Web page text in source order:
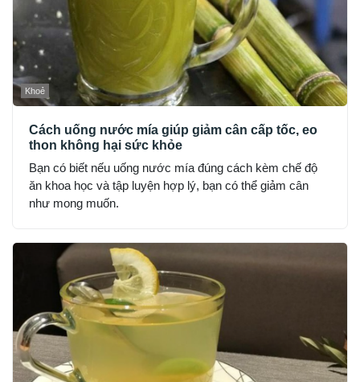
Khoẻ
Cách uống nước mía giúp giảm cân cấp tốc, eo
thon không hại sức khỏe
Bạn có biết nếu uống nước mía đúng cách kèm chế độ
ăn khoa học và tập luyện hợp lý, bạn có thể giảm cân
như mong muốn.